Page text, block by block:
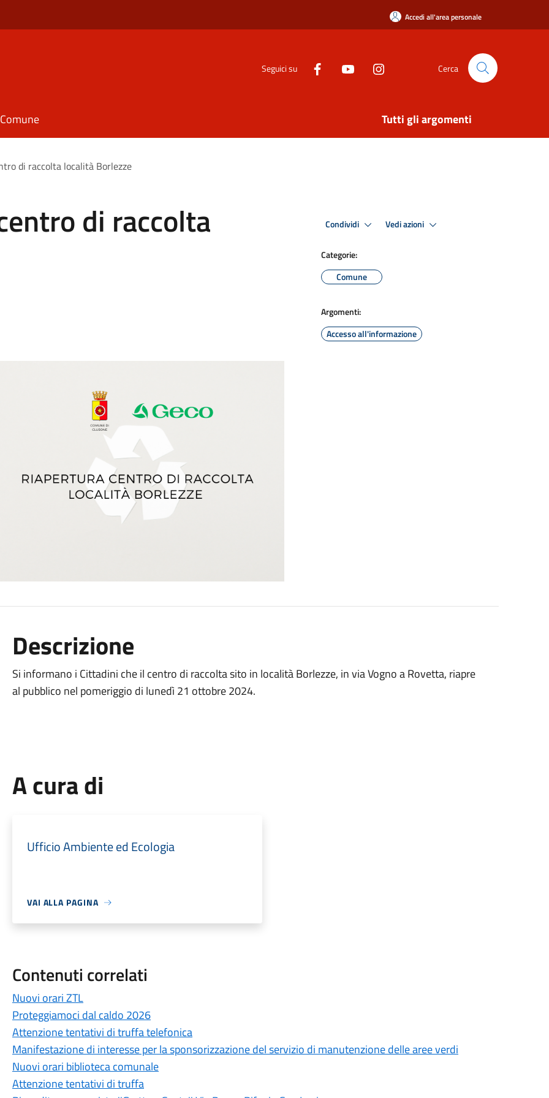
Accedi all'area personale
Seguici su Cerca
Tutti gli argomenti
di raccolta località Borlezze
di raccolta Condividi Vedi azioni
Categorie:
Comune
Argomenti:
Accesso all'informazione
Descrizione
Si informano i Cittadini che il centro di raccolta sito in località Borlezze, in via Vogno a Rovetta, riapre
al pubblico nel pomeriggio di lunedì 21 ottobre 2024.
A cura di
Ufficio Ambiente ed Ecologia
VAI ALLA PAGINA
Contenuti correlati
Nuovi orari ZTL
Proteggiamoci dal caldo 2026
Attenzione tentativi di truffa telefonica
Manifestazione di interesse per la sponsorizzazione del servizio di manutenzione delle aree verdi
Nuovi orari biblioteca comunale
Attenzione tentativi di truffa